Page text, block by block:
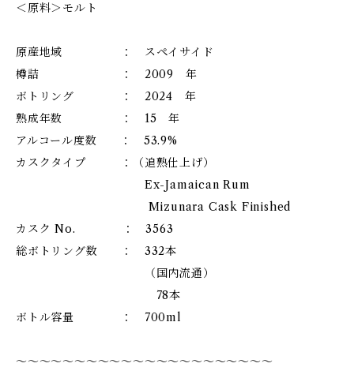
＜原料＞モルト
原産地域 ： スペイサイド
樽詰 ： 2009 年
ボトリング ： 2024 年
熟成年数 ： 15 年
アルコール度数 ： 53.9%
カスクタイプ ：（追熟仕上げ）
Ex-Jamaican Rum
Mizunara Cask Finished
カスク No. ： 3563
総ボトリング数 ： 332本
（国内流通）
78本
ボトル容量 ： 700ml
～～～～～～～～～～～～～～～～～～～～～～